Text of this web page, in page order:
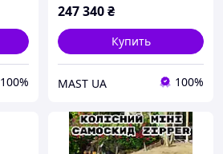
100%
247 340₴
Купить
MAST UA 100%